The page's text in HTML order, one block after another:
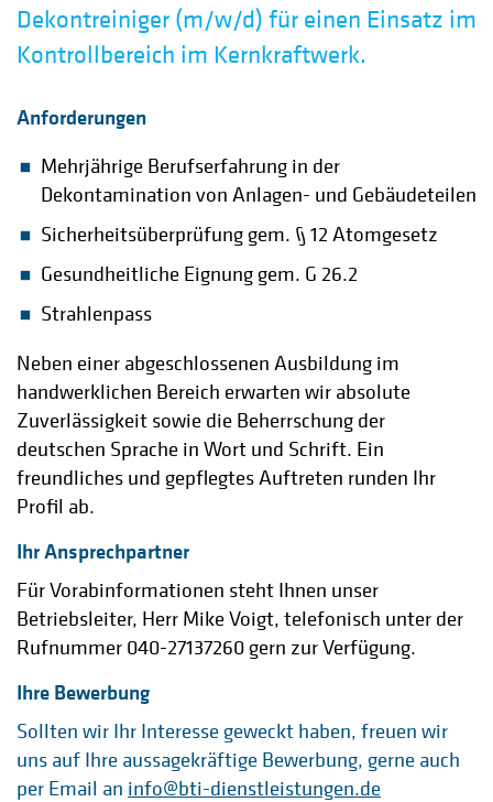
Dekontreiniger (m/w/d) für einen Einsatz im
Kontrollbereich im Kernkraftwerk.
Anforderungen
Mehrjährige Berufserfahrung in der
Dekontamination von Anlagen- und Gebäudeteilen
Sicherheitsüberprüfung gem. § 12 Atomgesetz
Gesundheitliche Eignung gem. G 26.2
Strahlenpass
Neben einer abgeschlossenen Ausbildung im
handwerklichen Bereich erwarten wir absolute
Zuverlässigkeit sowie die Beherrschung der
deutschen Sprache in Wort und Schrift. Ein
freundliches und gepflegtes Auftreten runden Ihr
Profil ab.
Ihr Ansprechpartner
Für Vorabinformationen steht Ihnen unser
Betriebsleiter, Herr Mike Voigt, telefonisch unter der
Rufnummer 040-27137260 gern zur Verfügung.
Ihre Bewerbung
Sollten wir Ihr Interesse geweckt haben, freuen wir
uns auf Ihre aussagekräftige Bewerbung, gerne auch
per Email an info@bti-dienstleistungen.de